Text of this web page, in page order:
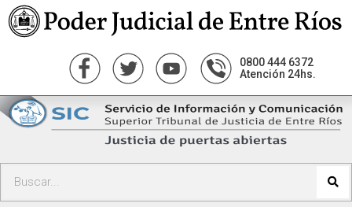
0800 444 6372
Atención 24hs.